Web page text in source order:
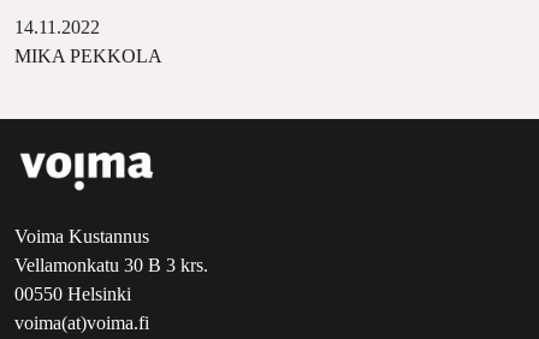
14.11.2022
MIKA PEKKOLA
Voima Kustannus
Vellamonkatu 30 B 3 krs.
00550 Helsinki
voima(at)voima.fi